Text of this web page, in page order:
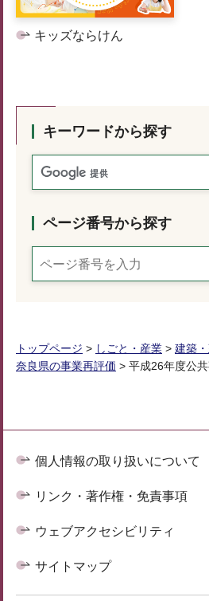
キッズならけん
キーワードから探す
ページ番号から探す
トップページ > しごと・産業 > 建築
奈良県の事業再評価 > 平成26年度公
個人情報の取り扱いについて
リンク・著作権・免責事項
ウェブアクセシビリティ
サイトマップ